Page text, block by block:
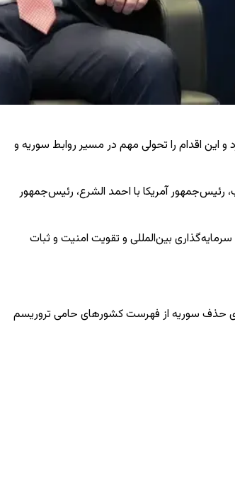
این اقدام را تحولی مهم در مسیر روابط سوریه و
رئیس‌جمهور آمریکا با احمد الشرع، رئیس‌جمهور
بین‌المللی و تقویت امنیت و ثبات
این نهاد را از تصمیم دولت خود برای حذف سوریه از فهرست کشورهای حامی تروریسم